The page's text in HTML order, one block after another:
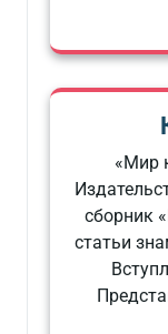
«Мир
сборник
статьи